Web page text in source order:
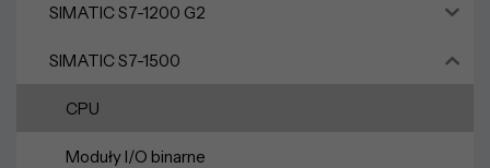
SIMATIC S7-1200 G2
SIMATIC S7-1500
CPU
Moduły I/O binarne